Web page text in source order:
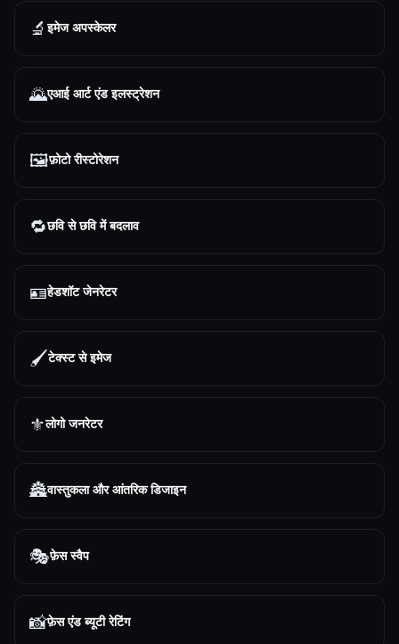
🔬 इमेज अपस्केलर
🌄एआई आर्ट एंड इलस्ट्रेशन
🖼️फ़ोटो रीस्टोरेशन
🔁छवि से छवि में बदलाव
🪪हेडशॉट जेनरेटर
🖌️टेक्स्ट से इमेज
⚜️लोगो जनरेटर
🏯वास्तुकला और आंतरिक डिजाइन
🎭फ़ेस स्वैप
📸फ़ेस एंड ब्यूटी रेटिंग